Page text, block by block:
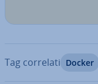
Tag correlati Docker